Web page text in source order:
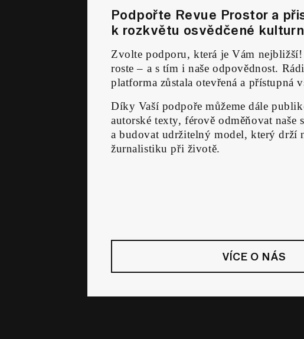
Podpořte Revue Prostor a
k rozkvětu osvědčené
Zvolte podporu, která je Vám nejbližší!
roste – a s tím i naše odpovědnost.
platforma zůstala otevřená a přístupná
Díky Vaší podpoře můžeme dále
autorské texty, férově odměňovat naše
a budovat udržitelný model, který drží
žurnalistiku při životě.
VÍCE O NÁS